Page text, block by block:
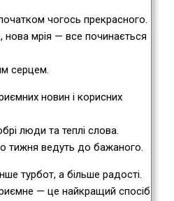
чогось прекрасного.
мрія — все починається
серцем.
новин і корисних
люди та теплі слова.
тижня ведуть до бажаного.
турбот, а більше радості.
— це найкращий спосіб